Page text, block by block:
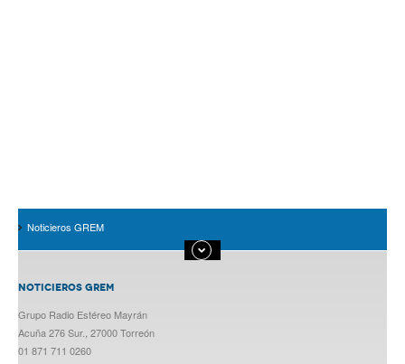
Noticieros GREM
NOTICIEROS GREM
Grupo Radio Estéreo Mayrán
Acuña 276 Sur., 27000 Torreón
01 871 711 0260